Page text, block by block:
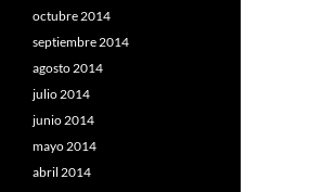
octubre 2014
septiembre 2014
agosto 2014
julio 2014
junio 2014
mayo 2014
abril 2014